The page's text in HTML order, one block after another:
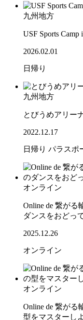
九州地方
USF Sports
2026.02.01
日帰り
九州地方
とびうめアリー
2022.12.17
日帰り パラスポ
オンライン
Online de 繋がる
ダンスをおどっ
2025.12.26
オンライン
オンライン
Online de 繋がる
型をマスターし